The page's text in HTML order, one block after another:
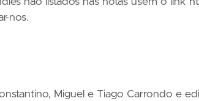
nos.
Miguel e Tiago Carrondo e